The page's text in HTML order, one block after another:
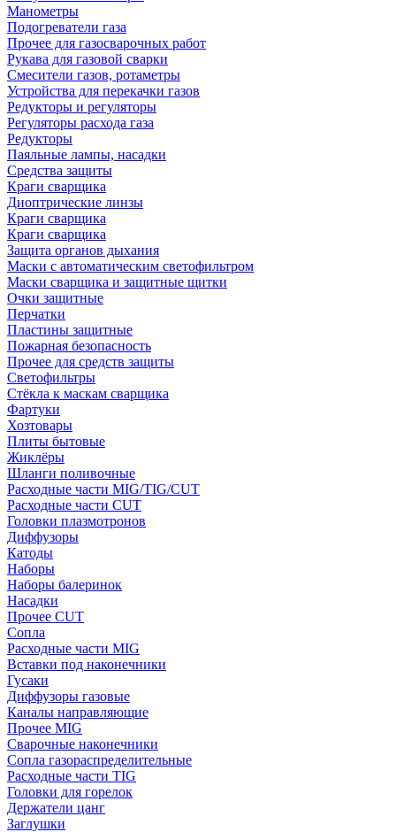
Манометры
Подогреватели газа
Прочее для газосварочных работ
Рукава для газовой сварки
Смесители газов, ротаметры
Устройства для перекачки газов
Редукторы и регуляторы
Регуляторы расхода газа
Редукторы
Паяльные лампы, насадки
Средства защиты
Краги сварщика
Диоптрические линзы
Краги сварщика
Краги сварщика
Защита органов дыхания
Маски с автоматическим светофильтром
Маски сварщика и защитные щитки
Очки защитные
Перчатки
Пластины защитные
Пожарная безопасность
Прочее для средств защиты
Светофильтры
Стёкла к маскам сварщика
Фартуки
Хозтовары
Плиты бытовые
Жиклёры
Шланги поливочные
Расходные части MIG/TIG/CUT
Расходные части CUT
Головки плазмотронов
Диффузоры
Катоды
Наборы
Наборы балеринок
Насадки
Прочее CUT
Сопла
Расходные части MIG
Вставки под наконечники
Гусаки
Диффузоры газовые
Каналы направляющие
Прочее MIG
Сварочные наконечники
Сопла газораспределительные
Расходные части TIG
Головки для горелок
Держатели цанг
Заглушки